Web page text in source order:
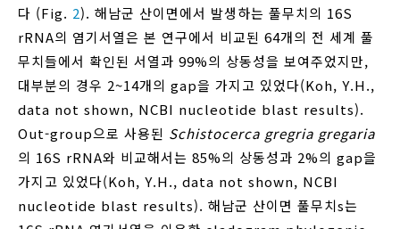
다 (Fig. 2). 해남군 산이면에서 발생하는 풀무치의 16S
rRNA의 염기서열은 본 연구에서 비교된 64개의 전 세계 풀
무치들에서 확인된 서열과 99%의 상동성을 보여주었지만,
대부분의 경우 2~14개의 gap을 가지고 있었다(Koh, Y.H.,
data not shown, NCBI nucleotide blast results).
Out-group으로 사용된 Schistocerca gregria gregaria
의 16S rRNA와 비교해서는 85%의 상동성과 2%의 gap을
가지고 있었다(Koh, Y.H., data not shown, NCBI
nucleotide blast results). 해남군 산이면 풀무치s는